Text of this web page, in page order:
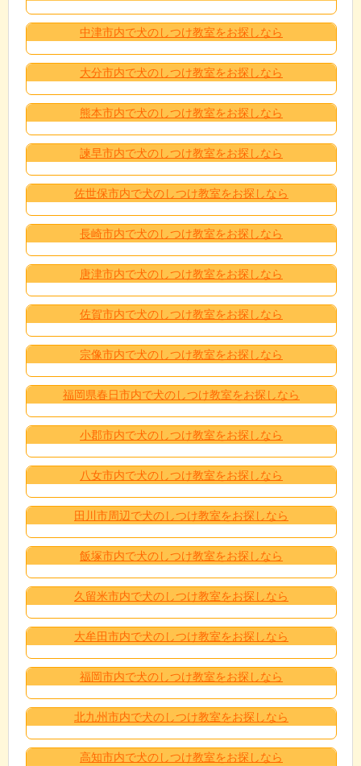
中津市内で犬のしつけ教室をお探しなら
大分市内で犬のしつけ教室をお探しなら
熊本市内で犬のしつけ教室をお探しなら
諫早市内で犬のしつけ教室をお探しなら
佐世保市内で犬のしつけ教室をお探しなら
長崎市内で犬のしつけ教室をお探しなら
唐津市内で犬のしつけ教室をお探しなら
佐賀市内で犬のしつけ教室をお探しなら
宗像市内で犬のしつけ教室をお探しなら
福岡県春日市内で犬のしつけ教室をお探しなら
小郡市内で犬のしつけ教室をお探しなら
八女市内で犬のしつけ教室をお探しなら
田川市周辺で犬のしつけ教室をお探しなら
飯塚市内で犬のしつけ教室をお探しなら
久留米市内で犬のしつけ教室をお探しなら
大牟田市内で犬のしつけ教室をお探しなら
福岡市内で犬のしつけ教室をお探しなら
北九州市内で犬のしつけ教室をお探しなら
高知市内で犬のしつけ教室をお探しなら